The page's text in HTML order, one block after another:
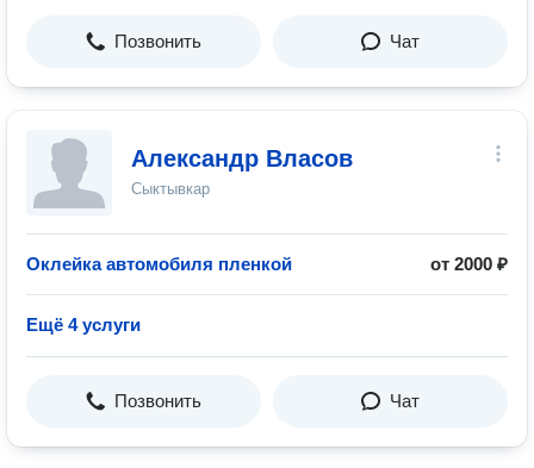
Позвонить Чат
Александр Власов
Сыктывкар
Оклейка автомобиля пленкой от 2000 ₽
Ещё 4 услуги
Позвонить Чат